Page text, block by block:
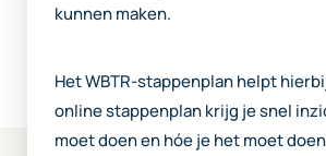
kunnen maken.
Het WBTR-stappenplan helpt
online stappenplan krijg je snel
moet doen en hóe je het moet